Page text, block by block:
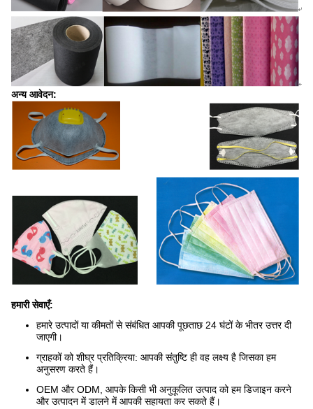
अन्य आवेदन:
हमारी सेवाएँ:
हमारे उत्पादों या कीमतों से संबंधित आपकी पूछताछ 24 घंटों के भीतर उत्तर दी
जाएगी।
ग्राहकों को शीघ्र प्रतिक्रिया: आपकी संतुष्टि ही वह लक्ष्य है जिसका हम
अनुसरण करते हैं।
OEM और ODM, आपके किसी भी अनुकूलित उत्पाद को हम डिजाइन करने
और उत्पादन में डालने में आपकी सहायता कर सकते हैं।